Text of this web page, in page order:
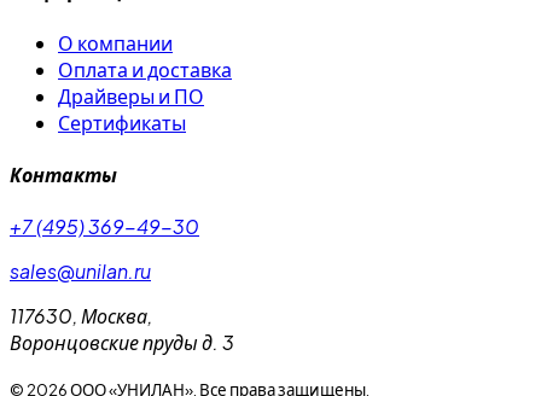
О компании
Оплата и доставка
Драйверы и ПО
Сертификаты
Контакты
+7 (495) 369-49-30
sales@unilan.ru
117630, Москва,
Воронцовские пруды д. 3
© 2026ООО «УНИЛАН». Все права защищены.